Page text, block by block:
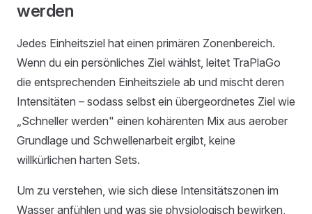
werden
Jedes Einheitsziel hat einen primären Zonenbereich.
Wenn du ein persönliches Ziel wählst, leitet TraPlaGo
die entsprechenden Einheitsziele ab und mischt deren
Intensitäten – sodass selbst ein übergeordnetes Ziel wie
„Schneller werden" einen kohärenten Mix aus aerober
Grundlage und Schwellenarbeit ergibt, keine
willkürlichen harten Sets.
Um zu verstehen, wie sich diese Intensitätszonen im
Wasser anfühlen und was sie physiologisch bewirken,